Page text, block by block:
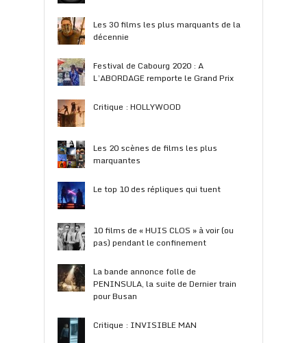
Les 30 films les plus marquants de la
décennie
Festival de Cabourg 2020 : A
L’ABORDAGE remporte le Grand Prix
Critique : HOLLYWOOD
Les 20 scènes de films les plus
marquantes
Le top 10 des répliques qui tuent
10 films de « HUIS CLOS » à voir (ou
pas) pendant le confinement
La bande annonce folle de
PENINSULA, la suite de Dernier train
pour Busan
Critique : INVISIBLE MAN